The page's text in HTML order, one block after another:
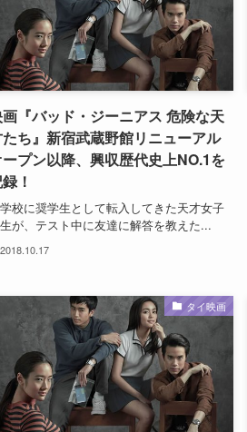
『バッド・ジーニアス 危険な天
ち』新宿武蔵野館リニューアル
プン以降、興収歴代史上NO.1を
！
校に奨学生として転入してきた天才女子
が、テスト中に友達に解答を教えた...
2018.10.17
タイ映画